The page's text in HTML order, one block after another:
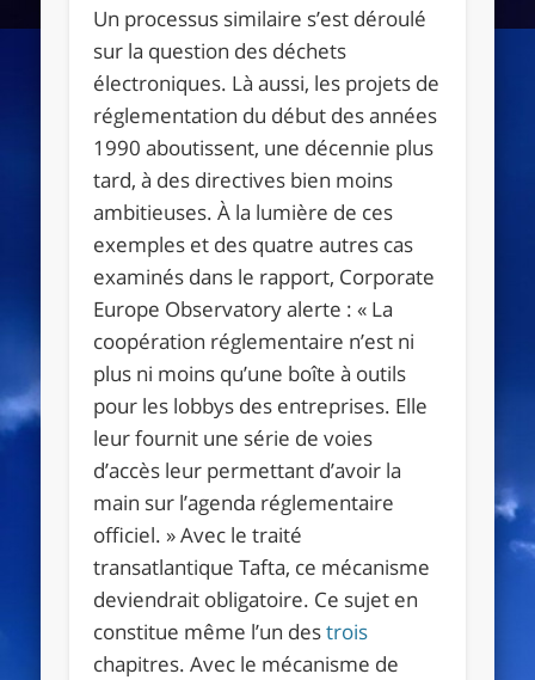
Un processus similaire s’est déroulé
sur la question des déchets
électroniques. Là aussi, les projets de
réglementation du début des années
1990 aboutissent, une décennie plus
tard, à des directives bien moins
ambitieuses. À la lumière de ces
exemples et des quatre autres cas
examinés dans le rapport, Corporate
Europe Observatory alerte :« La
coopération réglementaire n’est ni
plus ni moins qu’une boîte à outils
pour les lobbys des entreprises. Elle
leur fournit une série de voies
d’accès leur permettant d’avoir la
main sur l’agenda réglementaire
officiel. »Avec le traité
transatlantique Tafta, ce mécanisme
deviendrait obligatoire. Ce sujet en
constitue même l’un destrois
chapitres. Avec le mécanisme de